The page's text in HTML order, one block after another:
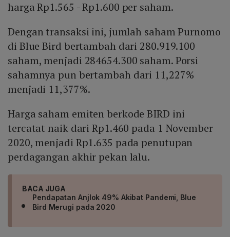
harga Rp1.565 - Rp1.600 per saham.
Dengan transaksi ini, jumlah saham Purnomo
di Blue Bird bertambah dari 280.919.100
saham, menjadi 284654.300 saham. Porsi
sahamnya pun bertambah dari 11,227%
menjadi 11,377%.
Harga saham emiten berkode BIRD ini
tercatat naik dari Rp1.460 pada 1 November
2020, menjadi Rp1.635 pada penutupan
perdagangan akhir pekan lalu.
BACA JUGA
Pendapatan Anjlok 49% Akibat Pandemi, Blue
Bird Merugi pada 2020